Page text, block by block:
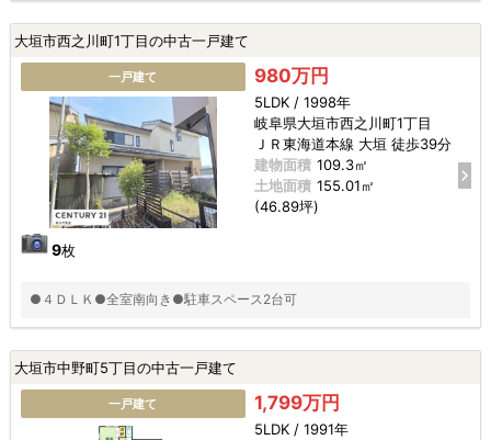
大垣市西之川町1丁目の中古一戸建て
一戸建て
9枚
980万円
5LDK / 1998年
岐阜県大垣市西之川町1丁目
ＪＲ東海道本線 大垣 徒歩39分
建物面積 109.3㎡
土地面積 155.01㎡
(46.89坪)
●４ＤＬＫ●全室南向き●駐車スペース2台可
大垣市中野町5丁目の中古一戸建て
一戸建て 1,799万円
5LDK / 1991年